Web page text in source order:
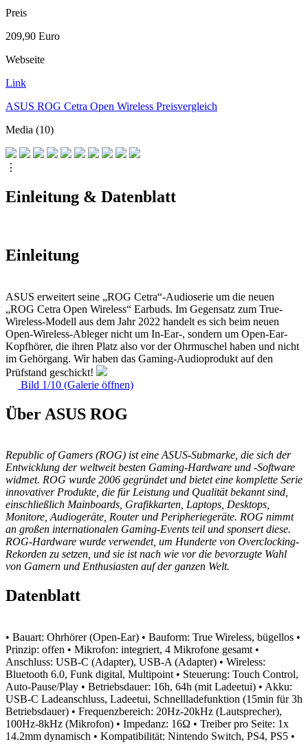
Preis
209,90 Euro
Webseite
Link
ASUS ROG Cetra Open Wireless Preisvergleich
Media (10)
⋮
Einleitung & Datenblatt
Einleitung
ASUS erweitert seine „ROG Cetra“-Audioserie um die neuen
„ROG Cetra Open Wireless“ Earbuds. Im Gegensatz zum True-
Wireless-Modell aus dem Jahr 2022 handelt es sich beim neuen
Open-Wireless-Ableger nicht um In-Ear-, sondern um Open-Ear-
Kopfhörer, die ihren Platz also vor der Ohrmuschel haben und nicht
im Gehörgang. Wir haben das Gaming-Audioprodukt auf den
Prüfstand geschickt!
Bild 1/10 (Galerie öffnen)
Über ASUS ROG
Republic of Gamers (ROG) ist eine ASUS-Submarke, die sich der
Entwicklung der weltweit besten Gaming-Hardware und -Software
widmet. ROG wurde 2006 gegründet und bietet eine komplette Serie
innovativer Produkte, die für Leistung und Qualität bekannt sind,
einschließlich Mainboards, Grafikkarten, Laptops, Desktops,
Monitore, Audiogeräte, Router und Peripheriegeräte. ROG nimmt
an großen internationalen Gaming-Events teil und sponsert diese.
ROG-Hardware wurde verwendet, um Hunderte von Overclocking-
Rekorden zu setzen, und sie ist nach wie vor die bevorzugte Wahl
von Gamern und Enthusiasten auf der ganzen Welt.
Datenblatt
• Bauart: Ohrhörer (Open-Ear) • Bauform: True Wireless, bügellos •
Prinzip: offen • Mikrofon: integriert, 4 Mikrofone gesamt •
Anschluss: USB-C (Adapter), USB-A (Adapter) • Wireless:
Bluetooth 6.0, Funk digital, Multipoint • Steuerung: Touch Control,
Auto-Pause/Play • Betriebsdauer: 16h, 64h (mit Ladeetui) • Akku:
USB-C Ladeanschluss, Ladeetui, Schnellladefunktion (15min für 3h
Betriebsdauer) • Frequenzbereich: 20Hz-20kHz (Lautsprecher),
100Hz-8kHz (Mikrofon) • Impedanz: 16Ω • Treiber pro Seite: 1x
14.2mm dynamisch • Kompatibilität: Nintendo Switch, PS4, PS5 •